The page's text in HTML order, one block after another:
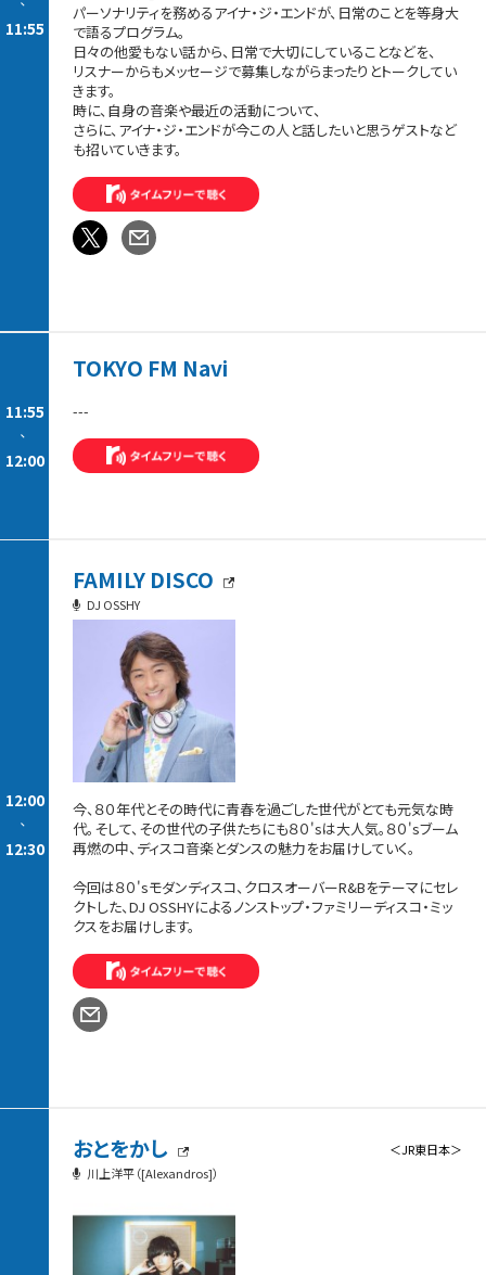
11:55
パーソナリティを務めるアイナ・ジ・エンドが、日常のことを等身大
で語るプログラム。
日々の他愛もない話から、日常で大切にしていることなどを、
リスナーからもメッセージで募集しながらまったりとトークしてい
きます。
時に、自身の音楽や最近の活動について、
さらに、アイナ・ジ・エンドが今この人と話したいと思うゲストなど
も招いていきます。
11:55
-
12:00
TOKYO FM Navi
---
12:00
-
12:30
FAMILY DISCO
DJ OSSHY
今、８０年代とその時代に青春を過ごした世代がとても元気な時
代。そして、その世代の子供たちにも８０'sは大人気。８０'sブーム
再燃の中、ディスコ音楽とダンスの魅力をお届けしていく。
今回は８０'sモダンディスコ、クロスオーバーR&Bをテーマにセレ
クトした、DJ OSSHYによるノンストップ・ファミリーディスコ・ミッ
クスをお届けします。
おとをかし
＜JR東日本＞
川上洋平（[Alexandros]）